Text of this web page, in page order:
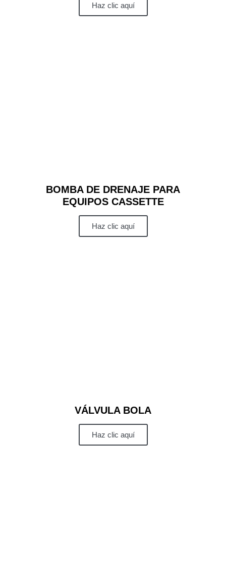
Haz clic aquí
BOMBA DE DRENAJE PARA
EQUIPOS CASSETTE
Haz clic aquí
VÁLVULA BOLA
Haz clic aquí